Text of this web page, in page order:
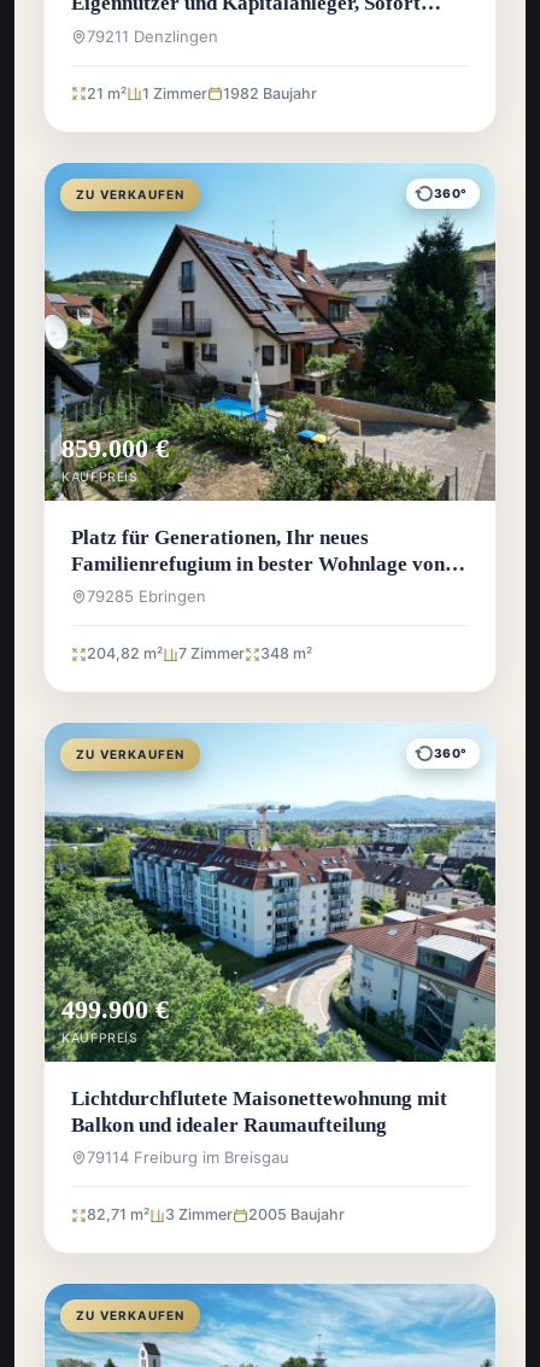
bezugsfreie 1-Zimmer-Wohnung
79211 Denzlingen
21 m² 1 Zimmer 1982 Baujahr
ZU VERKAUFEN 360°
859.000 €
KAUFPREIS
Platz für Generationen, Ihr neues
Familienrefugium in bester Wohnlage von
Ebringen
79285 Ebringen
204,82 m² 7 Zimmer 348 m²
ZU VERKAUFEN 360°
499.900 €
KAUFPREIS
Lichtdurchflutete Maisonettewohnung mit
Balkon und idealer Raumaufteilung
79114 Freiburg im Breisgau
82,71 m² 3 Zimmer 2005 Baujahr
ZU VERKAUFEN